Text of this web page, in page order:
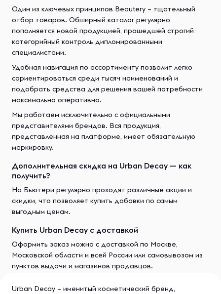
Один из ключевых принципов Beautery – тщательный
отбор товаров. Обширный каталог регулярно
пополняется новой продукцией, прошедшей строгий
категорийный контроль дипломированными
специалистами.
Удобная навигация по ассортименту позволит легко
сориентироваться среди тысяч наименований и
подобрать средства для решения вашей потребности
максимально оперативно.
Мы работаем исключительно с официальными
представителями брендов. Вся продукция,
представленная на платформе, имеет обязательную
маркировку.
Дополнительная скидка на Urban Decay — как
получить?
На Бьютери регулярно проходят различные акции и
скидки, что позволяет купить добавки по самым
выгодным ценам.
Купить Urban Decay с доставкой
Оформить заказ можно с доставкой по Москве,
Московской области и всей России или самовывозом из
пунктов выдачи и магазинов продавцов.
Urban Decay – именитый косметический бренд,